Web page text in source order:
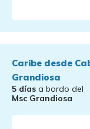
Caribe desde
Grandiosa
5 días a bordo del
Msc Grandiosa